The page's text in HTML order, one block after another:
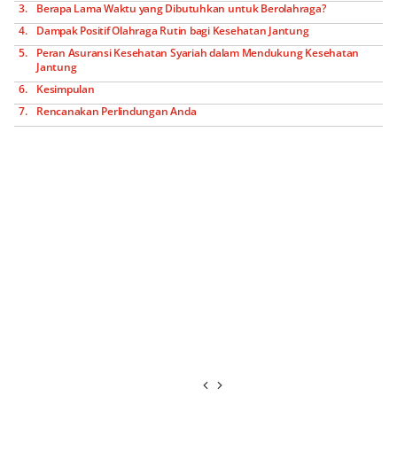
Berapa Lama Waktu yang Dibutuhkan untuk Berolahraga?
Dampak Positif Olahraga Rutin bagi Kesehatan Jantung
Peran Asuransi Kesehatan Syariah dalam Mendukung Kesehatan
Jantung
Kesimpulan
Rencanakan Perlindungan Anda